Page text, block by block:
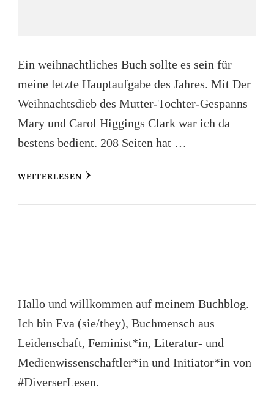
Ein weihnachtliches Buch sollte es sein für
meine letzte Hauptaufgabe des Jahres. Mit Der
Weihnachtsdieb des Mutter-Tochter-Gespanns
Mary und Carol Higgings Clark war ich da
bestens bedient. 208 Seiten hat …
WEITERLESEN
Hallo und willkommen auf meinem Buchblog.
Ich bin Eva (sie/they), Buchmensch aus
Leidenschaft, Feminist*in, Literatur- und
Medienwissenschaftler*in und Initiator*in von
#DiverserLesen.